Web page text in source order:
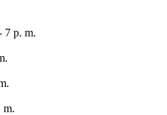
7 p. m.
m.